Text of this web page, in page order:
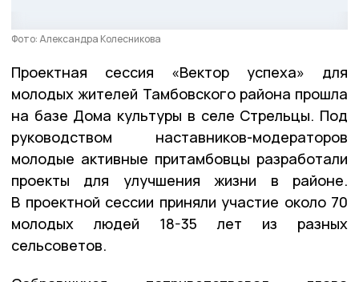
Фото: Александра Колесникова
Проектная сессия «Вектор успеха» для
молодых жителей Тамбовского района прошла
на базе Дома культуры в селе Стрельцы. Под
руководством наставников-модераторов
молодые активные притамбовцы разработали
проекты для улучшения жизни в районе.
В проектной сессии приняли участие около 70
молодых людей 18-35 лет из разных
сельсоветов.